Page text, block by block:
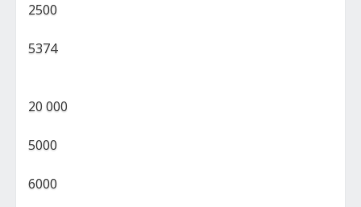
2500
5374
20 000
5000
6000